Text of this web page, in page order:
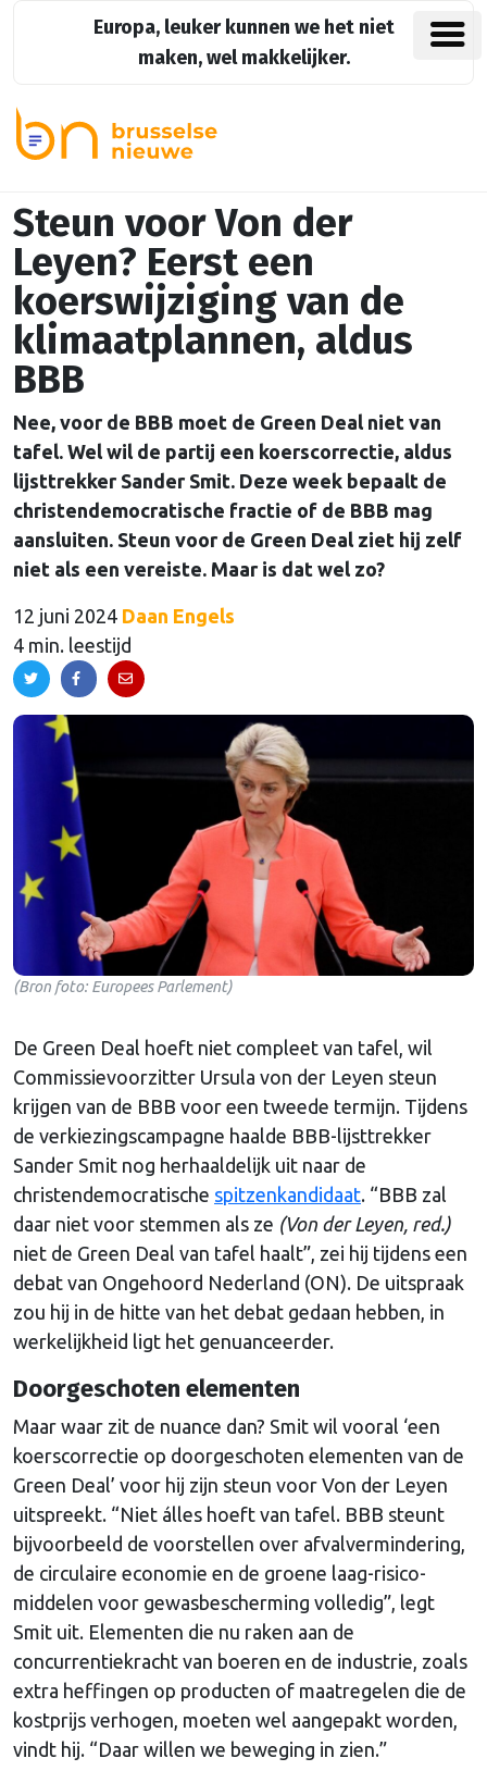
Europa, leuker kunnen we het niet
maken, wel makkelijker.
Steun voor Von der
Leyen? Eerst een
koerswijziging van de
klimaatplannen, aldus
BBB
Nee, voor de BBB moet de Green Deal niet van
tafel. Wel wil de partij een koerscorrectie, aldus
lijsttrekker Sander Smit. Deze week bepaalt de
christendemocratische fractie of de BBB mag
aansluiten. Steun voor de Green Deal ziet hij zelf
niet als een vereiste. Maar is dat wel zo?
12 juni 2024 Daan Engels
4 min. leestijd
(Bron foto: Europees Parlement)
De Green Deal hoeft niet compleet van tafel, wil
Commissievoorzitter Ursula von der Leyen steun
krijgen van de BBB voor een tweede termijn. Tijdens
de verkiezingscampagne haalde BBB-lijsttrekker
Sander Smit nog herhaaldelijk uit naar de
christendemocratische spitzenkandidaat. “BBB zal
daar niet voor stemmen als ze (Von der Leyen, red.)
niet de Green Deal van tafel haalt”, zei hij tijdens een
debat van Ongehoord Nederland (ON). De uitspraak
zou hij in de hitte van het debat gedaan hebben, in
werkelijkheid ligt het genuanceerder.
Doorgeschoten elementen
Maar waar zit de nuance dan? Smit wil vooral ‘een
koerscorrectie op doorgeschoten elementen van de
Green Deal’ voor hij zijn steun voor Von der Leyen
uitspreekt. “Niet álles hoeft van tafel. BBB steunt
bijvoorbeeld de voorstellen over afvalvermindering,
de circulaire economie en de groene laag-risico-
middelen voor gewasbescherming volledig”, legt
Smit uit. Elementen die nu raken aan de
concurrentiekracht van boeren en de industrie, zoals
extra heffingen op producten of maatregelen die de
kostprijs verhogen, moeten wel aangepakt worden,
vindt hij. “Daar willen we beweging in zien.”